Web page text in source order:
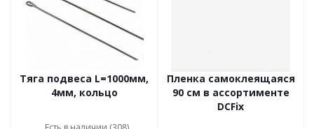
Тяга подвеса L=1000мм,
4мм, кольцо
Пленка самоклеящаяся
90 см в ассортименте
DCFix